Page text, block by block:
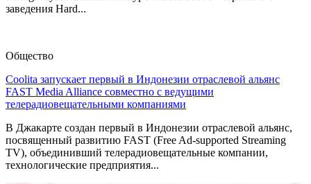
заведения Hard...
Общество
Coolita запускает первый в Индонезии отраслевой альянс
FAST Media Alliance совместно с ведущими
телерадиовещательными компаниями
В Джакарте создан первый в Индонезии отраслевой альянс,
посвященный развитию FAST (Free Ad-supported Streaming
TV), объединивший телерадиовещательные компании,
технологические предприятия...